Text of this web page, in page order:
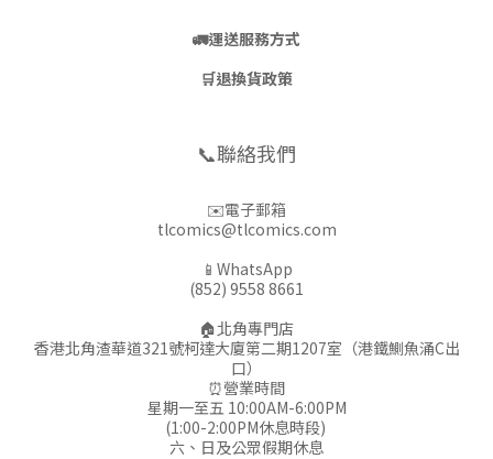
🚛運送服務方式
🛒退換貨政策
📞聯絡我們
✉️電子郵箱
tlcomics@tlcomics.com
📱WhatsApp
(852) 9558 8661
🏠北角專門店
香港北角渣華道321號柯達大廈第二期1207室（港鐵鰂魚涌C出
口）
⏰營業時間
星期一至五 10:00AM-6:00PM
(1:00-2:00PM休息時段)
六、日及公眾假期休息